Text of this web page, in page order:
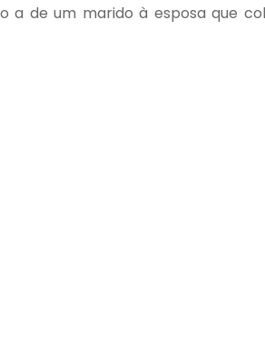
a de um marido à esposa que